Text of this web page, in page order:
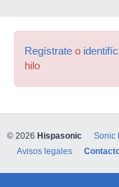
Regístrate o
hilo
© 2026 Hispasonic Sonic
Avisos legales